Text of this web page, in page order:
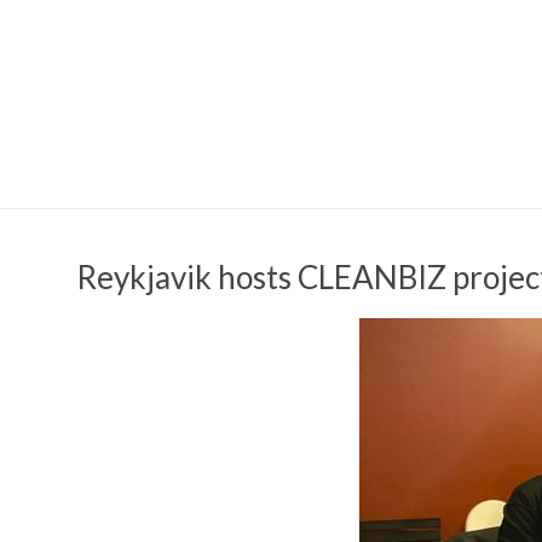
Reykjavik hosts CLEANBIZ